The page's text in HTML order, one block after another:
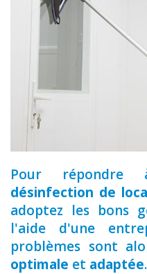
vos locaux
Pour
désinfection de
adoptez les bons
l'aide d'une
problèmes sont
optimale et adaptée.